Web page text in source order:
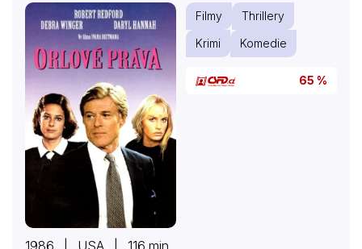
Filmy
Thrillery
Krimi
Komedie
65 %